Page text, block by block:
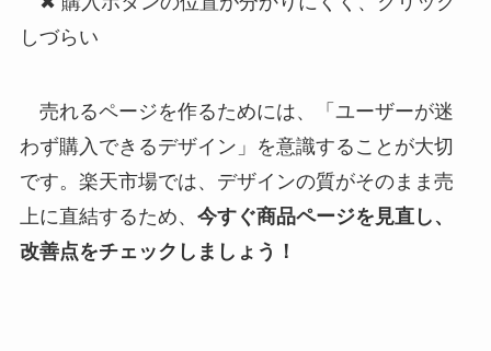
しづらい
売れるページを作るためには、「ユーザーが迷
わず購入できるデザイン」を意識することが大切
です。楽天市場では、デザインの質がそのまま売
上に直結するため、 今すぐ商品ページを見直し、
改善点をチェックしましょう！